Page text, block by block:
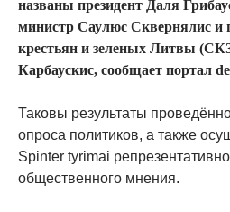
названы президент Даля
министр Саулюс Сквернялис и
крестьян и зеленых Литвы
Карбаускис, сообщает портал
Таковы результаты
опроса политиков, а также
Spinter tyrimai
общественного мнения.